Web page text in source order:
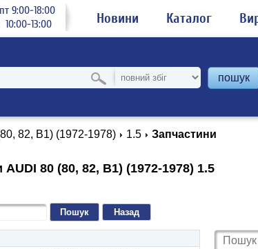
9:00-18:00
13:00
Новини Каталог
пошук
82, B1) (1972-1978) 1.5 Запчастини
AUDI 80 (80, 82, B1) (1972-1978) 1.5
Назад